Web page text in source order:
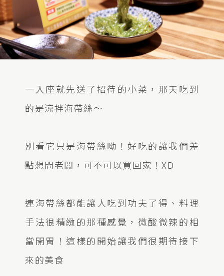
一入座就先送了招待的小菜，那天吃到
的是涼拌海帶絲～
別看它只是海帶絲呦！好吃的讓我們差
點想問老闆，可不可以買回家！XD
連海帶絲都能讓人吃到功夫了得、料理
手法很精緻的那種感覺，微酸微辣的相
當開胃！這樣的開始讓我們很期待接下
來的美食